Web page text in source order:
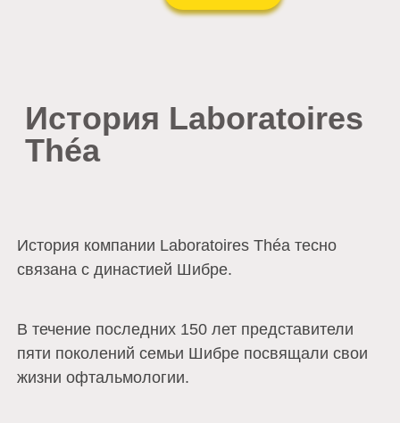
История Laboratoires
Théa
История компании Laboratoires Théa тесно
связана с династией Шибре.
В течение последних 150 лет представители
пяти поколений семьи Шибре посвящали свои
жизни офтальмологии.